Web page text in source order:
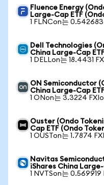
Fluence Energy
Large-Cap ETF
1 FLNCon는
Dell Technologies
China Large-Cap
1 DELLon는 18.4431
ON Semiconductor
China Large-Cap
1 ONon는 3.3224
Ouster (Ondo
Cap ETF (Ondo
1 OUSTon는 1.7874
Navitas
iShares China
1 NVTSon는 0.569919